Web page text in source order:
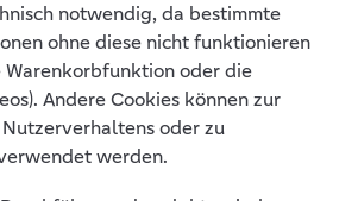
notwendig, da bestimmte
ohne diese nicht funktionieren
Warenkorbfunktion oder die
Andere Cookies können zur
oder zu
werden.